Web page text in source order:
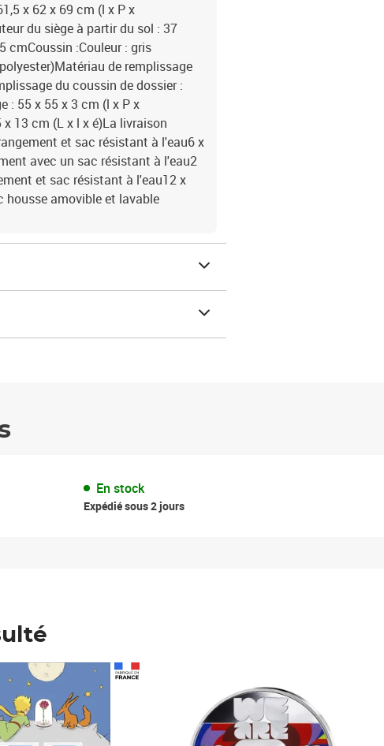
x 62 x 69 cm (l x P x
du siège à partir du sol : 37
cmCoussin :Couleur : gris
de remplissage
du coussin de dossier :
: 55 x 55 x 3 cm (l x P x
13 cm (L x l x é)La livraison
et sac résistant à l'eau6 x
avec un sac résistant à l'eau2
et sac résistant à l'eau12 x
housse amovible et lavable
En stock
Expédié sous 2 jours